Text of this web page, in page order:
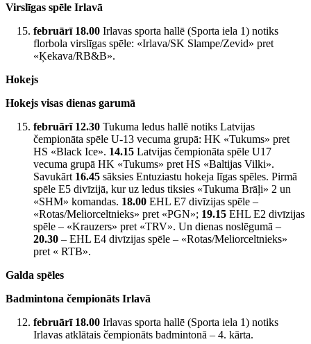
Virslīgas spēle Irlavā
februārī 18.00 Irlavas sporta hallē (Sporta iela 1) notiks
florbola virslīgas spēle: «Irlava/SK Slampe/Zevid» pret
«Ķekava/RB&B».
Hokejs
Hokejs visas dienas garumā
februārī 12.30 Tukuma ledus hallē notiks Latvijas
čempionāta spēle U-13 vecuma grupā: HK «Tukums» pret
HS «Black Ice». 14.15 Latvijas čempionāta spēle U17
vecuma grupā HK «Tukums» pret HS «Baltijas Vilki».
Savukārt 16.45 sāksies Entuziastu hokeja līgas spēles. Pirmā
spēle E5 divīzijā, kur uz ledus tiksies «Tukuma Brāļi» 2 un
«SHM» komandas. 18.00 EHL E7 divīzijas spēle –
«Rotas/Meliorceltnieks» pret «PGN»; 19.15 EHL E2 divīzijas
spēle – «Krauzers» pret «TRV». Un dienas noslēgumā –
20.30 – EHL E4 divīzijas spēle – «Rotas/Meliorceltnieks»
pret « RTB».
Galda spēles
Badmintona čempionāts Irlavā
februārī 18.00 Irlavas sporta hallē (Sporta iela 1) notiks
Irlavas atklātais čempionāts badmintonā – 4. kārta.